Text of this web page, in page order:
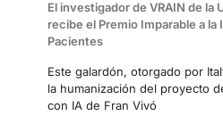
El investigador de VRAIN de la
recibe el Premio Imparable a la
Pacientes
Este galardón, otorgado por
la humanización del proyecto
con IA de Fran Vivó